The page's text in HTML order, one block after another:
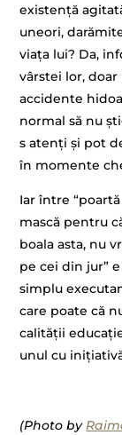
existență
uneori,
viața lui? Da,
vârstei lor,
accidente
normal să nu
s atenți și pot
în momente
Iar între
mască pentru
boala asta, nu
pe cei din jur”
simplu
care poate că
calității
unul cu
(Photo by